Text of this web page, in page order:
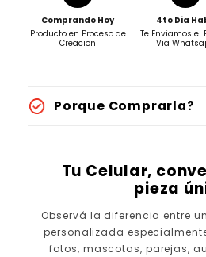
Comprando Hoy
Producto en Proceso de
Creacion
4to Dia
Te Enviamos el
Via
Porque Comprarla?
Tu Celular,
pieza
Observá la diferencia entre
personalizada
fotos, mascotas, parejas,